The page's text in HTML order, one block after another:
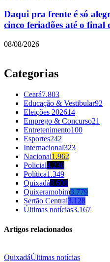
Daqui pra frente é só
cinco feriadões até o final
08/08/2026
Categorias
Ceará7.803
Educação & Vestibular92
Eleições 202614
Emprego & Concurso21
Entretenimento100
Esportes242
Internacional323
Nacional1.962
Policial4.230
Política1.349
Quixadá8.608
Quixeramobim3.779
Sertão Central3.128
Últimas notícias3.167
Artigos relacionados
QuixadáÚltimas notícias